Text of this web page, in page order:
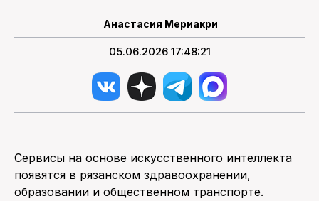
Анастасия Мериакри
05.06.2026 17:48:21
Сервисы на основе искусственного интеллекта
появятся в рязанском здравоохранении,
образовании и общественном транспорте.